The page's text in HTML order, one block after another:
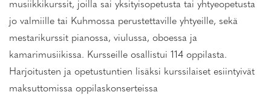
musiikkikurssit, joilla sai yksityisopetusta tai yhtyeopetusta
jo valmiille tai Kuhmossa perustettaville yhtyeille, sekä
mestarikurssit pianossa, viulussa, oboessa ja
kamarimusiikissa. Kursseille osallistui 114 oppilasta.
Harjoitusten ja opetustuntien lisäksi kurssilaiset esiintyivät
maksuttomissa oppilaskonserteissa